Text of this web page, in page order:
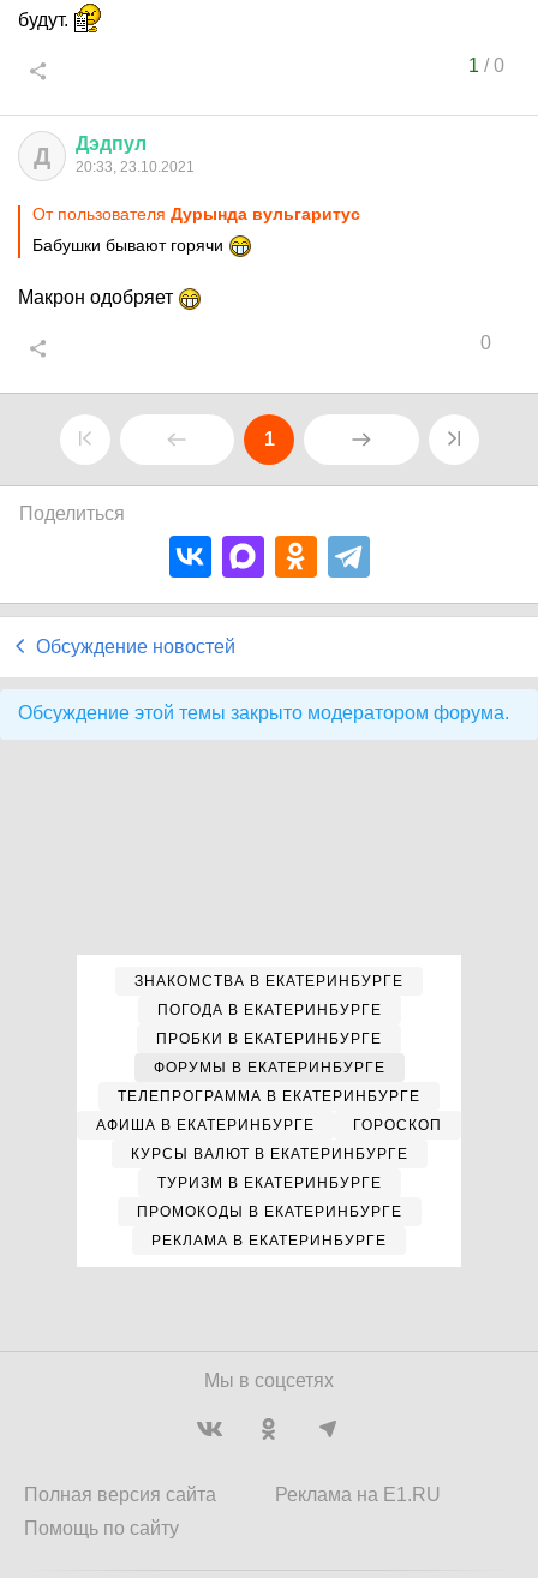
будут.
1 /0
Д Дэдпул
20:33, 23.10.2021
От пользователя Дурында вульгаритус
Бабушки бывают горячи
Макрон одобряет
0
1
Поделиться
Обсуждение новостей
Обсуждение этой темы закрыто модератором форума.
ЗНАКОМСТВА В ЕКАТЕРИНБУРГЕ
ПОГОДА В ЕКАТЕРИНБУРГЕ
ПРОБКИ В ЕКАТЕРИНБУРГЕ
ФОРУМЫ В ЕКАТЕРИНБУРГЕ
ТЕЛЕПРОГРАММА В ЕКАТЕРИНБУРГЕ
АФИША В ЕКАТЕРИНБУРГЕ
ГОРОСКОП
КУРСЫ ВАЛЮТ В ЕКАТЕРИНБУРГЕ
ТУРИЗМ В ЕКАТЕРИНБУРГЕ
ПРОМОКОДЫ В ЕКАТЕРИНБУРГЕ
РЕКЛАМА В ЕКАТЕРИНБУРГЕ
Мы в соцсетях
Полная версия сайта
Помощь по сайту
Реклама на E1.RU